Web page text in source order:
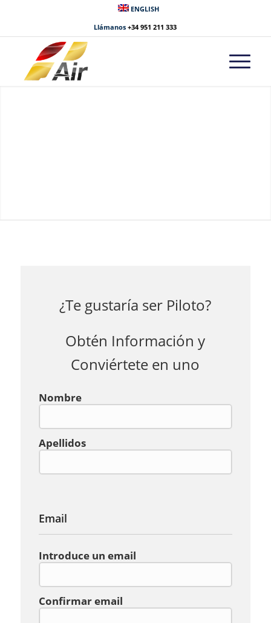
ENGLISH
Llámanos+34 951 211 333
¿Te gustaría ser Piloto?
Obtén Información y
Conviértete en uno
Contacto
Nombre
Apellidos
Email
Correo
Introduce un email
Confirmar email